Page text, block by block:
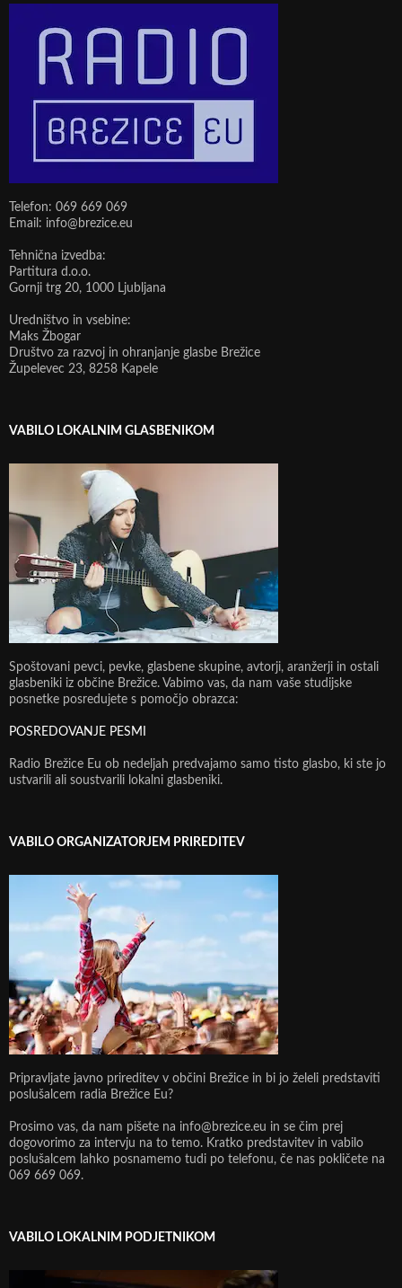
Telefon: 069 669 069
Email: info@brezice.eu
Tehnična izvedba:
Partitura d.o.o.
Gornji trg 20, 1000 Ljubljana
Uredništvo in vsebine:
Maks Žbogar
Društvo za razvoj in ohranjanje glasbe Brežice
Župelevec 23, 8258 Kapele
VABILO LOKALNIM GLASBENIKOM
Spoštovani pevci, pevke, glasbene skupine, avtorji, aranžerji in ostali
glasbeniki iz občine Brežice. Vabimo vas, da nam vaše studijske
posnetke posredujete s pomočjo obrazca:
POSREDOVANJE PESMI
Radio Brežice Eu ob nedeljah predvajamo samo tisto glasbo, ki ste jo
ustvarili ali soustvarili lokalni glasbeniki.
VABILO ORGANIZATORJEM PRIREDITEV
Pripravljate javno prireditev v občini Brežice in bi jo želeli predstaviti
poslušalcem radia Brežice Eu?
Prosimo vas, da nam pišete na info@brezice.eu in se čim prej
dogovorimo za intervju na to temo. Kratko predstavitev in vabilo
poslušalcem lahko posnamemo tudi po telefonu, če nas pokličete na
069 669 069.
VABILO LOKALNIM PODJETNIKOM